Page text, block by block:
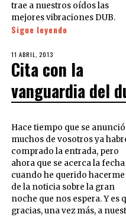
trae a nuestros oídos las
mejores vibraciones DUB.
Sigue leyendo
11 ABRIL, 2013
Cita con la
vanguardia del
Hace tiempo que se
muchos de vosotros ya
comprado la entrada, pero
ahora que se acerca la fecha
cuando he querido hacerme
de la noticia sobre la gran
noche que nos espera. Y es
gracias, una vez más, a